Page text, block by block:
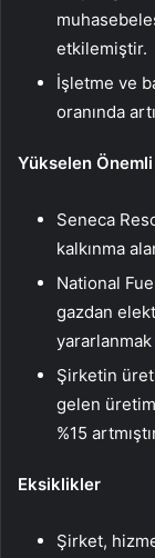
etkilemiştir.
İşletme ve
oranında
Yükselen
Seneca
kalkınma
National
gazdan
Şirketin
gelen
%15
Eksiklikler
Şirket,